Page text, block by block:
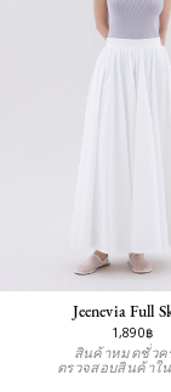
Jeenevia Full
1,890฿
สินค้าหมดชั่วค
ตรวจสอบสินค้าใ